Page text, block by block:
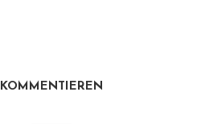
KOMMENTIEREN